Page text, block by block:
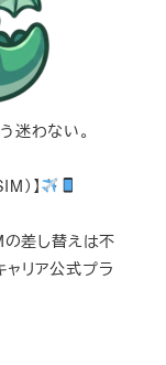
迷わない。
）】
差し替えは不
リア公式プラ